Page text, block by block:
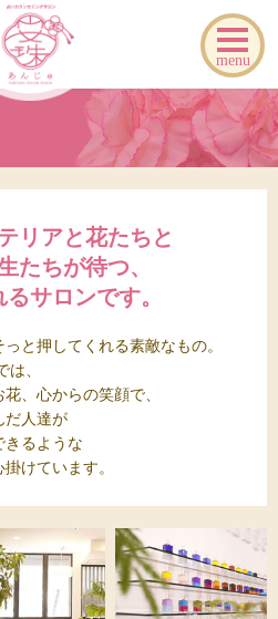
menu
リアと花たちと
たちが待つ、
サロンです。
と押してくれる素敵なもの。
、
、心からの笑顔で、
だ人達が
きるような
けています。